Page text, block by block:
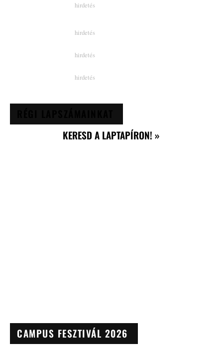
KERESD A LAPTAPÍRON! »
CAMPUS FESZTIVÁL 2026